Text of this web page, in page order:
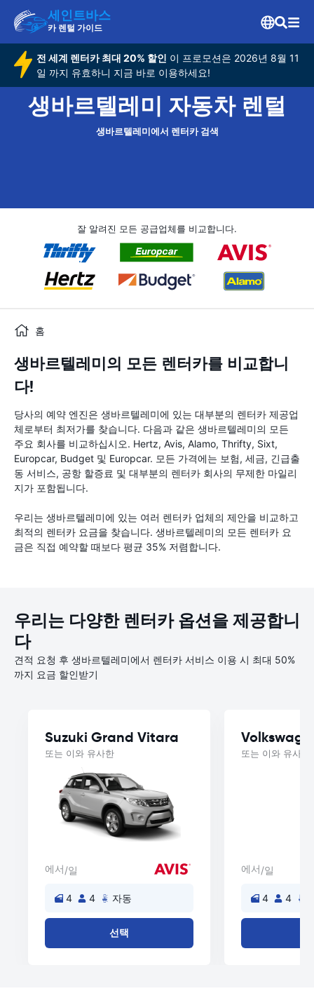
세인트바스
카 렌털 가이드
전 세계 렌터카 최대 20% 할인 이 프로모션은 2026년 8월 11
일 까지 유효하니 지금 바로 이용하세요!
생바르텔레미 자동차 렌털
생바르텔레미에서 렌터카 검색
잘 알려진 모든 공급업체를 비교합니다.
홈
생바르텔레미의 모든 렌터카를 비교합니
다!
당사의 예약 엔진은 생바르텔레미에 있는 대부분의 렌터카 제공업
체로부터 최저가를 찾습니다. 다음과 같은 생바르텔레미의 모든
주요 회사를 비교하십시오. Hertz, Avis, Alamo, Thrifty, Sixt,
Europcar, Budget 및 Europcar. 모든 가격에는 보험, 세금, 긴급출
동 서비스, 공항 할증료 및 대부분의 렌터카 회사의 무제한 마일리
지가 포함됩니다.
우리는 생바르텔레미에 있는 여러 렌터카 업체의 제안을 비교하고
최적의 렌터카 요금을 찾습니다. 생바르텔레미의 모든 렌터카 요
금은 직접 예약할 때보다 평균 35% 저렴합니다.
우리는 다양한 렌터카 옵션을 제공합니
다
견적 요청 후 생바르텔레미에서 렌터카 서비스 이용 시 최대 50%
까지 요금 할인받기
Suzuki Grand Vitara
또는 이와 유사한
에서/일
4 4 자동
선택
또는 이와 유사한
에서/일
4 4